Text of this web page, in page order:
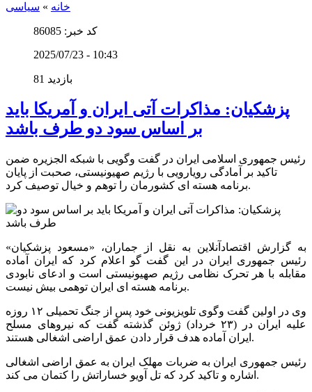
خانه » سیاسی
کد خبر: 86085
2025/07/23 - 10:43
81 بازدید
پزشکیان: مذاکرات آتی ایران و آمریکا باید
بر اساس سود دو طرف باشد
رئیس جمهوری اسلامی ایران در گفت وگویی با شبکه الجزیره ضمن
تاکید بر آمادگی رویارویی با رژیم صهیونیستی، صحبت از پایان
برنامه هسته ای کشورمان را توهم و خیال توصیف کرد.
به گزارش اقتصادآنلاین به نقل از جماران، «مسعود پزشکیان»
رئیس جمهوری ایران در این گفت گو اعلام کرد که ایران آماده
مقابله با هر تحرک نظامی رژیم صهیونیستی است و ادعای نابودی
برنامه هسته ای ایران توهمی بیش نیست.
وی در اولین گفت وگوی تلویزیونی خود پس از جنگ تحمیلی ۱۲ روزه
علیه ایران در (۲۳ خرداد) ژوئن گذشته گفت که نیروهای مسلح
ایران آماده هدف قرار دادن عمق اراضی اشغالی هستند.
رئیس جمهوری ایران به ضربات مهلک ایران به عمق اراضی اشغالی
اشاره و تاکید کرد که تل آویو خساراتش را کتمان می کند.